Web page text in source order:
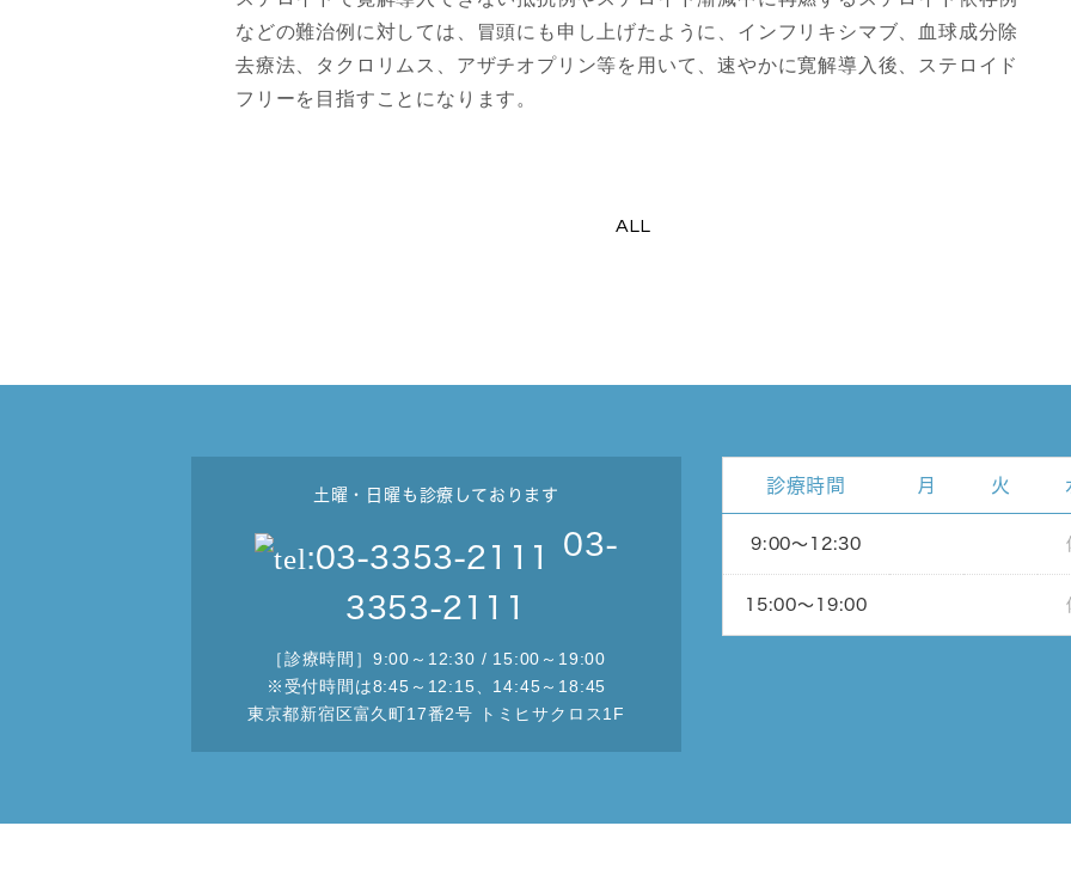
などの難治例に対しては、冒頭にも申し上げたように、インフリキシマブ、血球成分除
去療法、タクロリムス、アザチオプリン等を用いて、速やかに寛解導入後、ステロイド
フリーを目指すことになります。
ALL
土曜・日曜も診療しております
03-
3353-2111
［診療時間］9:00～12:30 / 15:00～19:00
※受付時間は8:45～12:15、14:45～18:45
東京都新宿区富久町17番2号 トミヒサクロス1F
診療時間 月 火
9:00〜12:30
15:00〜19:00